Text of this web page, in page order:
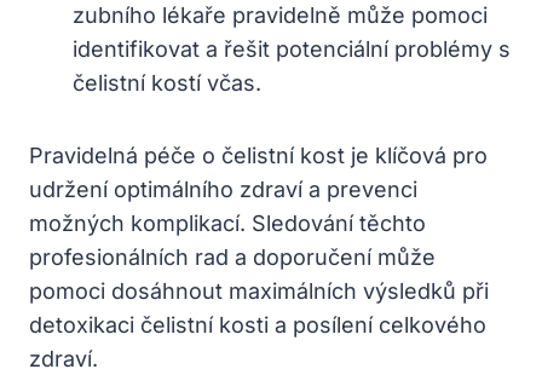
zubního lékaře pravidelně může pomoci
identifikovat a řešit potenciální problémy s
čelistní kostí včas.
Pravidelná péče o čelistní kost je klíčová pro
udržení optimálního zdraví a prevenci
možných komplikací. Sledování těchto
profesionálních rad a doporučení může
pomoci dosáhnout maximálních výsledků při
detoxikaci čelistní kosti a posílení celkového
zdraví.